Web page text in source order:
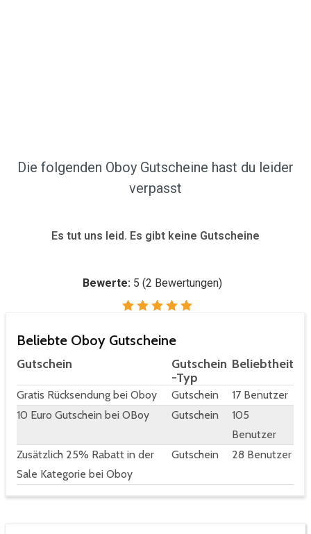
Die folgenden Oboy Gutscheine hast du leider
verpasst
Es tut uns leid. Es gibt keine Gutscheine
Bewerte: 5 (2 Bewertungen)
Beliebte Oboy Gutscheine
Gutschein
Gutschein
-Typ
Beliebtheit
Gratis Rücksendung bei Oboy Gutschein
17 Benutzer
10 Euro Gutschein bei OBoy
Gutschein
105
Benutzer
Zusätzlich 25% Rabatt in der
Sale Kategorie bei Oboy
Gutschein 28 Benutzer